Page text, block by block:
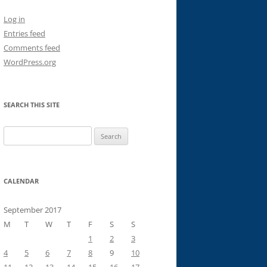
Log in
Entries feed
Comments feed
WordPress.org
SEARCH THIS SITE
for:
CALENDAR
September 2017
M
T W T F S
S
1
2
3
4
5 6 7 8 9
10